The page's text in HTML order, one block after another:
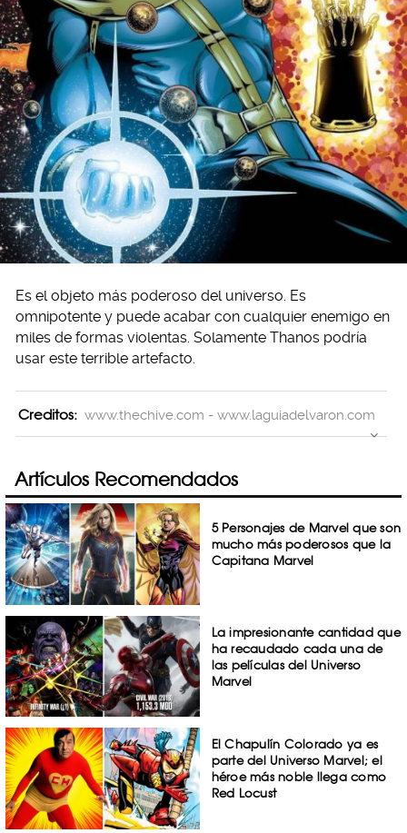
Es el objeto más poderoso del universo. Es
omnipotente y puede acabar con cualquier enemigo en
miles de formas violentas. Solamente Thanos podría
usar este terrible artefacto.
Creditos: www.thechive.com - www.laguiadelvaron.com
Artículos Recomendados
5 Personajes de Marvel que son
mucho más poderosos que la
Capitana Marvel
La impresionante cantidad que
ha recaudado cada una de
las películas del Universo
Marvel
El Chapulín Colorado ya es
parte del Universo Marvel; el
héroe más noble llega como
Red Locust